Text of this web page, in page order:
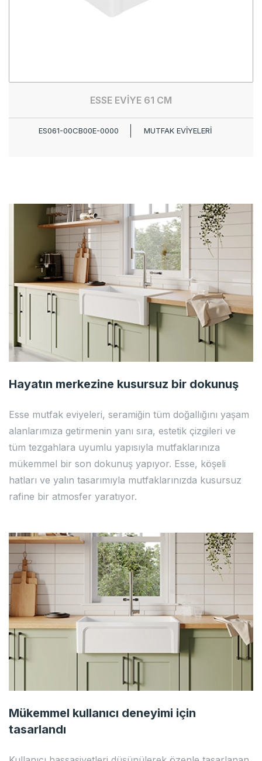
ESSE EVİYE 61 CM
ES061-00CB00E-0000 MUTFAK EVİYELERİ
Hayatın merkezine kusursuz bir dokunuş
Esse mutfak eviyeleri, seramiğin tüm doğallığını yaşam
alanlarımıza getirmenin yanı sıra, estetik çizgileri ve
tüm tezgahlara uyumlu yapısıyla mutfaklarınıza
mükemmel bir son dokunuş yapıyor. Esse, köşeli
hatları ve yalın tasarımıyla mutfaklarınızda kusursuz
rafine bir atmosfer yaratıyor.
Mükemmel kullanıcı deneyimi için
tasarlandı